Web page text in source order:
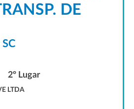
DE
2º Lugar
LTDA